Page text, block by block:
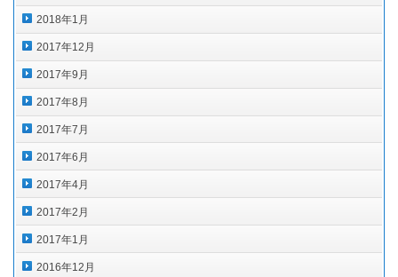
2018年1月
2017年12月
2017年9月
2017年8月
2017年7月
2017年6月
2017年4月
2017年2月
2017年1月
2016年12月